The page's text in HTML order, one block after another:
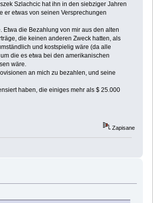
Szlachcic hat ihn in den siebziger Jahren
er etwas von seinen Versprechungen
die Bezahlung von mir aus den alten
die keinen anderen Zweck hatten, als
und kostspielig wäre (da alle
die es etwa bei den amerikanischen
wäre.
an mich zu bezahlen, und seine
haben, die einiges mehr als $ 25.000
Zapisane